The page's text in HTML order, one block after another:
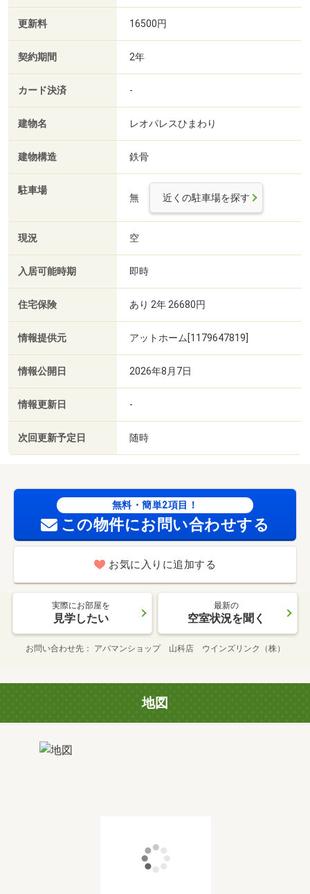
更新料 16500円
契約期間 2年
カード決済 -
建物名 レオパレスひまわり
建物構造 鉄骨
駐車場
無 近くの駐車場を探す
現況 空
入居可能時期 即時
住宅保険 あり 2年 26680円
情報提供元 アットホーム[1179647819]
情報公開日 2026年8月7日
情報更新日 -
次回更新予定日 随時
無料・簡単2項目！
この物件にお問い合わせする
お気に入りに追加する
実際にお部屋を
見学したい
最新の
空室状況を聞く
お問い合わせ先 アパマンショップ 山科店 ウインズリンク（株）
地図